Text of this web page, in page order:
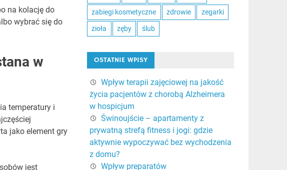
na kolację do
wybrać się do
w
temperatury i
jako element gry
jest
zabiegi kosmetyczne zdrowie zegarki
zioła zęby ślub
OSTATNIE WPISY
Wpływ terapii zajęciowej na jakość
życia pacjentów z chorobą Alzheimera
w hospicjum
Świnoujście – apartamenty z
prywatną strefą fitness i jogi: gdzie
aktywnie wypoczywać bez wychodzenia
z domu?
Wpływ preparatów